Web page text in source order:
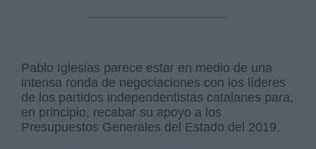
Pablo Iglesias parece estar en medio de una
intensa ronda de negociaciones con los líderes
de los partidos independentistas catalanes para,
en principio, recabar su apoyo a los
Presupuestos Generales del Estado del 2019.